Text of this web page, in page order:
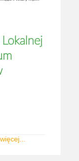
więcej...